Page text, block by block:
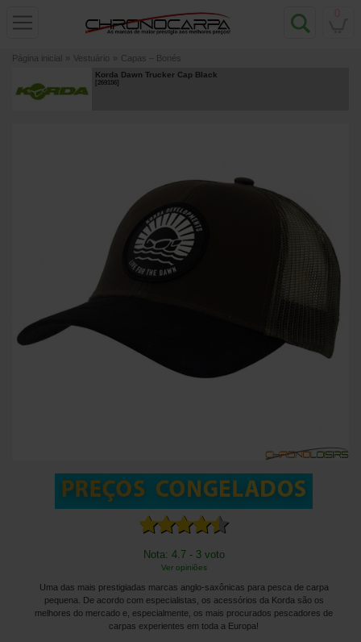
Página inicial » Vestuário » Capas – Bonés
Korda Dawn Trucker Cap Black
[269156]
Nota: 4.7 - 3 voto
Ver opiniões
Uma das mais prestigiadas marcas anglo-saxônicas para pesca de carpa
pequena. De acordo com especialistas, os acessórios da Korda são os
melhores do mercado e, especialmente, os mais procurados pescadores de
carpas experientes em toda a Europa!